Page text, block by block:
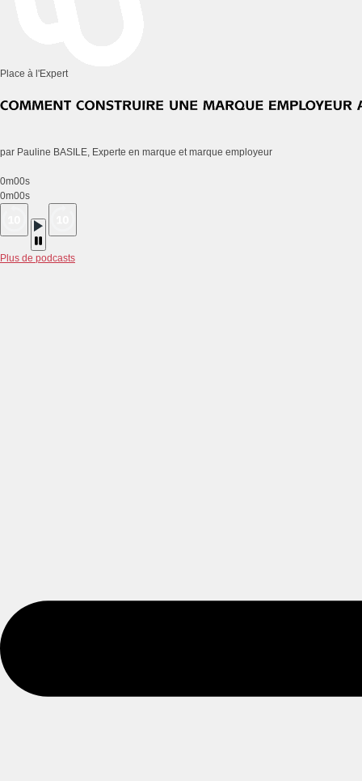
Place à l'Expert
par Pauline BASILE, Experte en marque et marque employeur
0m00s
0m00s
Plus de podcasts